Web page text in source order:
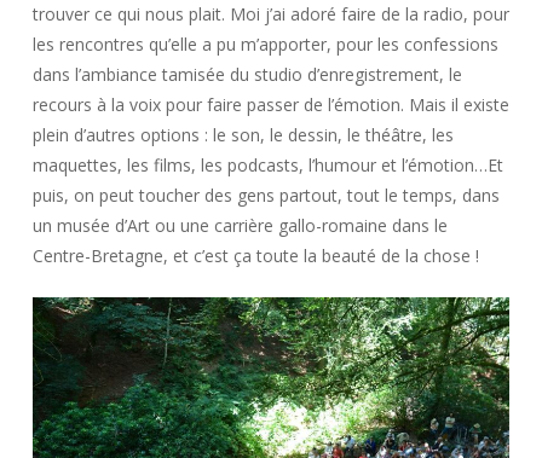
trouver ce qui nous plait. Moi j’ai adoré faire de la radio, pour
les rencontres qu’elle a pu m’apporter, pour les confessions
dans l’ambiance tamisée du studio d’enregistrement, le
recours à la voix pour faire passer de l’émotion. Mais il existe
plein d’autres options : le son, le dessin, le théâtre, les
maquettes, les films, les podcasts, l’humour et l’émotion…Et
puis, on peut toucher des gens partout, tout le temps, dans
un musée d’Art ou une carrière gallo-romaine dans le
Centre-Bretagne, et c’est ça toute la beauté de la chose !